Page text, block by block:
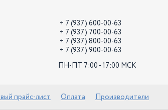
+ 7 (937) 600-00-63
+ 7 (937) 700-00-63
+ 7 (937) 800-00-63
+ 7 (937) 900-00-63
ПН-ПТ 7:00 - 17:00 МСК
прайс-лист Оплата Производители